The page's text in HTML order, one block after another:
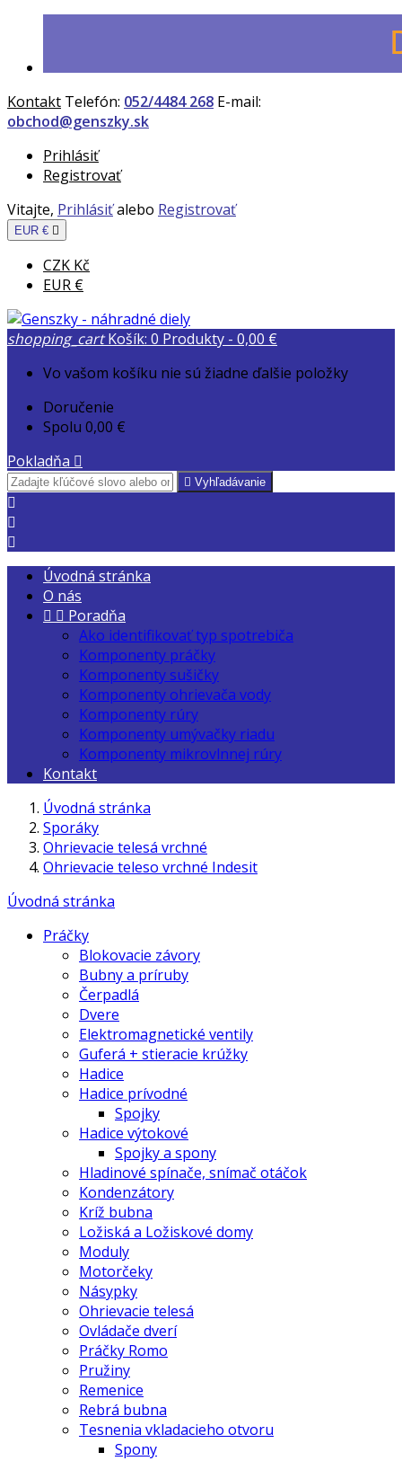
Kontakt Telefón: 052/4484 268 E-mail:
obchod@genszky.sk
Prihlásiť
Registrovať
Vitajte, Prihlásiťalebo Registrovať
EUR € 
CZK Kč
EUR €
shopping_cart Košík: 0 Produkty - 0,00 €
Vo vašom košíku nie sú žiadne ďalšie položky
Doručenie
Spolu 0,00 €
Pokladňa 
 Vyhľadávanie



Úvodná stránka
O nás
  Poradňa
Ako identifikovať typ spotrebiča
Komponenty práčky
Komponenty sušičky
Komponenty ohrievača vody
Komponenty rúry
Komponenty umývačky riadu
Komponenty mikrovlnnej rúry
Kontakt
Úvodná stránka
Sporáky
Ohrievacie telesá vrchné
Ohrievacie teleso vrchné Indesit
Úvodná stránka
Práčky
Blokovacie závory
Bubny a príruby
Čerpadlá
Dvere
Elektromagnetické ventily
Guferá + stieracie krúžky
Hadice
Hadice prívodné
Spojky
Hadice výtokové
Spojky a spony
Hladinové spínače, snímač otáčok
Kondenzátory
Kríž bubna
Ložiská a Ložiskové domy
Moduly
Motorčeky
Násypky
Ohrievacie telesá
Ovládače dverí
Práčky Romo
Pružiny
Remenice
Rebrá bubna
Tesnenia vkladacieho otvoru
Spony